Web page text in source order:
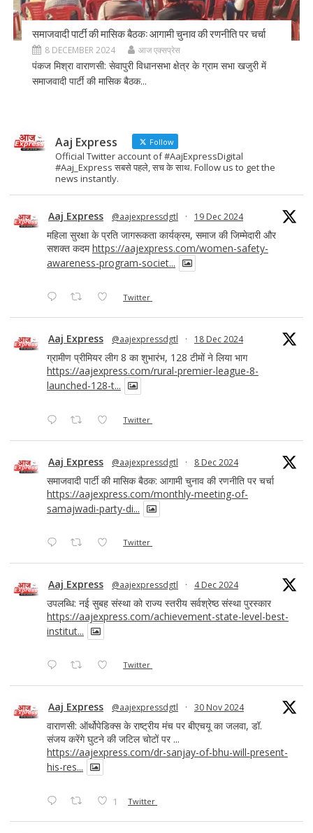
समाजवादी पार्टी की मासिक बैठक: आगामी चुनाव की रणनीति पर चर्चा
8 DECEMBER 2024 आज एक्सप्रेस
पंकज मिश्रा वाराणसी: सेवापुरी विधानसभा क्षेत्र के ग्राम सभा खजुरी में
समाजवादी पार्टी की मासिक बैठक...
Aaj Express Follow
Official Twitter account of #AajExpressDigital
#Aaj_Express सबसे पहले, सच के साथ. Follow us to get the
news instantly.
Aaj Express @aajexpressdgtl · 19 Dec 2024
महिला सुरक्षा के प्रति जागरूकता कार्यक्रम, समाज की जिम्मेदारी और
सशक्त कदमhttps://aajexpress.com/women-safety-
awareness-program-societ...
Twitter
Aaj Express @aajexpressdgtl · 18 Dec 2024
ग्रामीण प्रीमियर लीग 8 का शुभारंभ, 128 टीमों ने लिया भाग
https://aajexpress.com/rural-premier-league-8-
launched-128-t...
Twitter
Aaj Express @aajexpressdgtl · 8 Dec 2024
समाजवादी पार्टी की मासिक बैठक: आगामी चुनाव की रणनीति पर चर्चा
https://aajexpress.com/monthly-meeting-of-
samajwadi-party-di...
Twitter
Aaj Express @aajexpressdgtl · 4 Dec 2024
उपलब्धि: नई सुबह संस्था को राज्य स्तरीय सर्वश्रेष्ठ संस्था पुरस्कार
https://aajexpress.com/achievement-state-level-best-
institut...
Twitter
Aaj Express @aajexpressdgtl · 30 Nov 2024
वाराणसी: ऑर्थोपेडिक्स के राष्ट्रीय मंच पर बीएचयू का जलवा, डॉ.
संजय करेंगे घुटने की जटिल चोटों पर ...
https://aajexpress.com/dr-sanjay-of-bhu-will-present-
his-res...
1 Twitter